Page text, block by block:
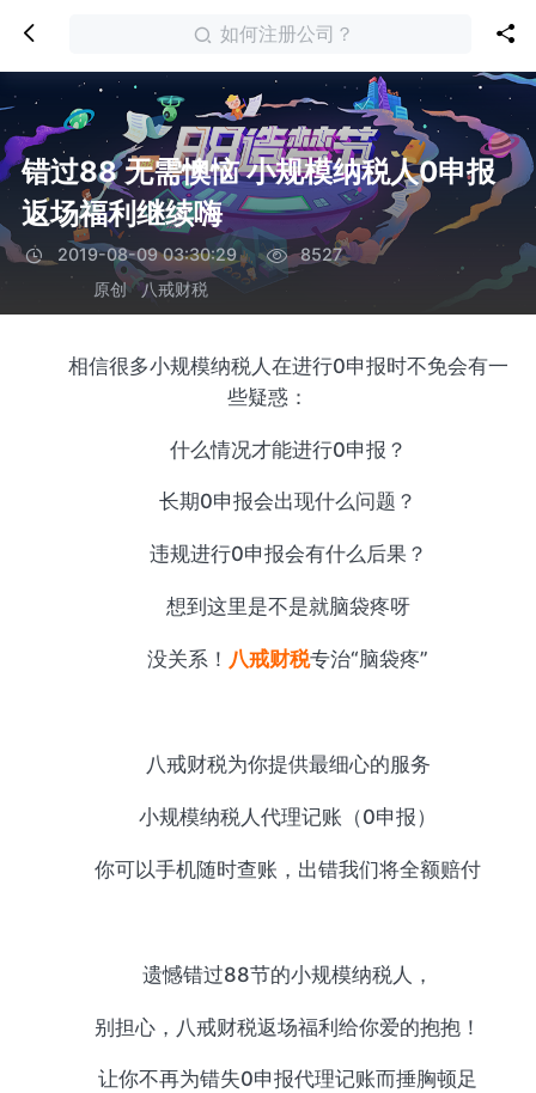
如何注册公司？
错过88 无需懊恼 小规模纳税人0申报
返场福利继续嗨
2019-08-09 03:30:29
8527
原创
八戒财税
相信很多小规模纳税人在进行0申报时不免会有一
些疑惑：
什么情况才能进行0申报？
长期0申报会出现什么问题？
违规进行0申报会有什么后果？
想到这里是不是就脑袋疼呀
没关系！ 八戒财税专治“脑袋疼”
八戒财税为你提供最细心的服务
小规模纳税人代理记账（0申报）
你可以手机随时查账，出错我们将全额赔付
遗憾错过88节的小规模纳税人，
别担心，八戒财税返场福利给你爱的抱抱！
让你不再为错失0申报代理记账而捶胸顿足